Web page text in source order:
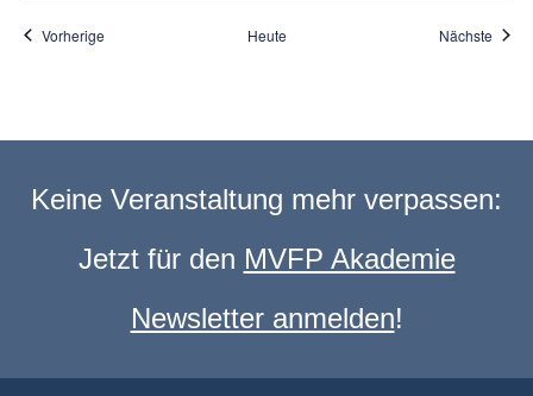
VorherigeVeranstaltungen Heute Nächste
Keine Veranstaltung mehr verpassen:
Jetzt für den MVFP Akademie
Newsletter anmelden!